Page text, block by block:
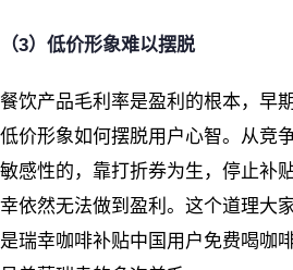
（3）低价形象难以摆脱
餐饮产品毛利率是盈利的根本，早
低价形象如何摆脱用户心智。从竞
敏感性的，靠打折券为生，停止补
幸依然无法做到盈利。这个道理大
是瑞幸咖啡补贴中国用户免费喝咖